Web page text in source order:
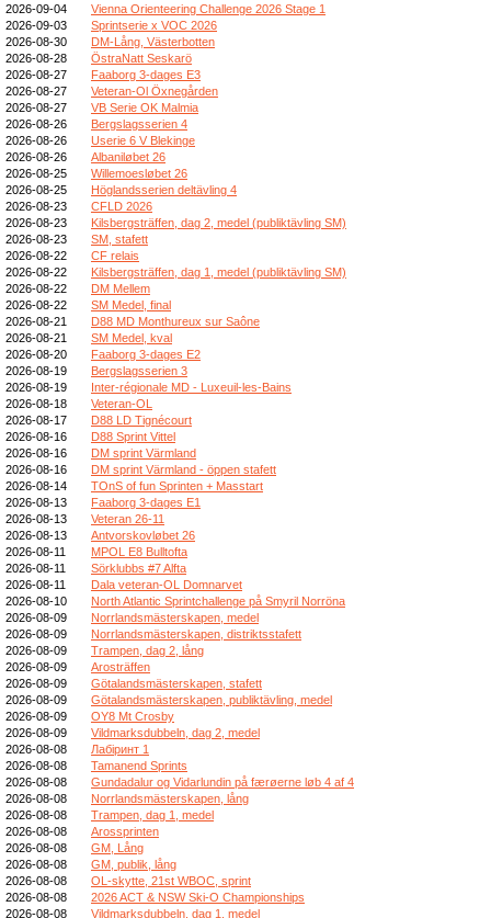
2026-09-04
Vienna Orienteering Challenge 2026 Stage 1
2026-09-03
Sprintserie x VOC 2026
2026-08-30
DM-Lång, Västerbotten
2026-08-28
ÖstraNatt Seskarö
2026-08-27
Faaborg 3-dages E3
2026-08-27
Veteran-Ol Öxnegården
2026-08-27
VB Serie OK Malmia
2026-08-26
Bergslagsserien 4
2026-08-26
Userie 6 V Blekinge
2026-08-26
Albaniløbet 26
2026-08-25
Willemoesløbet 26
2026-08-25
Höglandsserien deltävling 4
2026-08-23
CFLD 2026
2026-08-23
Kilsbergsträffen, dag 2, medel (publiktävling SM)
2026-08-23
SM, stafett
2026-08-22
CF relais
2026-08-22
Kilsbergsträffen, dag 1, medel (publiktävling SM)
2026-08-22
DM Mellem
2026-08-22
SM Medel, final
2026-08-21
D88 MD Monthureux sur Saône
2026-08-21
SM Medel, kval
2026-08-20
Faaborg 3-dages E2
2026-08-19
Bergslagsserien 3
2026-08-19
Inter-régionale MD - Luxeuil-les-Bains
2026-08-18
Veteran-OL
2026-08-17
D88 LD Tignécourt
2026-08-16
D88 Sprint Vittel
2026-08-16
DM sprint Värmland
2026-08-16
DM sprint Värmland - öppen stafett
2026-08-14
TOnS of fun Sprinten + Masstart
2026-08-13
Faaborg 3-dages E1
2026-08-13
Veteran 26-11
2026-08-13
Antvorskovløbet 26
2026-08-11
MPOL E8 Bulltofta
2026-08-11
Sörklubbs #7 Alfta
2026-08-11
Dala veteran-OL Domnarvet
2026-08-10
North Atlantic Sprintchallenge på Smyril Norröna
2026-08-09
Norrlandsmästerskapen, medel
2026-08-09
Norrlandsmästerskapen, distriktsstafett
2026-08-09
Trampen, dag 2, lång
2026-08-09
Arosträffen
2026-08-09
Götalandsmästerskapen, stafett
2026-08-09
Götalandsmästerskapen, publiktävling, medel
2026-08-09
OY8 Mt Crosby
2026-08-09
Vildmarksdubbeln, dag 2, medel
2026-08-08
Лабіринт 1
2026-08-08
Tamanend Sprints
2026-08-08
Gundadalur og Vidarlundin på færøerne løb 4 af 4
2026-08-08
Norrlandsmästerskapen, lång
2026-08-08
Trampen, dag 1, medel
2026-08-08
Arossprinten
2026-08-08
GM, Lång
2026-08-08
GM, publik, lång
2026-08-08
OL-skytte, 21st WBOC, sprint
2026-08-08
2026 ACT & NSW Ski-O Championships
2026-08-08
Vildmarksdubbeln, dag 1, medel